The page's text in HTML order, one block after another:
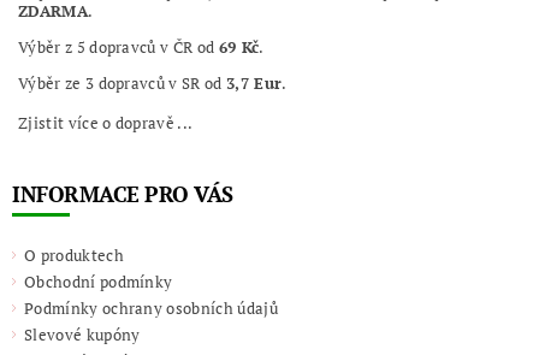
ZDARMA.
Výběr z 5 dopravců v ČR od 69 Kč.
Výběr ze 3 dopravců v SR od 3,7 Eur.
Zjistit více o dopravě ...
INFORMACE PRO VÁS
O produktech
Obchodní podmínky
Podmínky ochrany osobních údajů
Slevové kupóny